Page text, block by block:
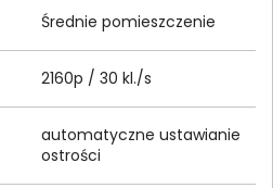
Średnie pomieszczenie
2160p / 30 kl./s
automatyczne ustawianie
ostrości